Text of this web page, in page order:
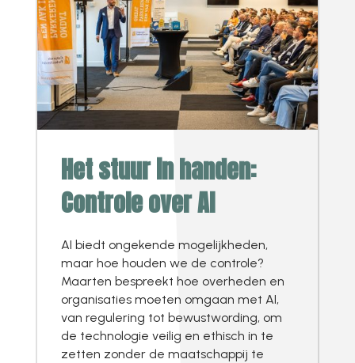
Het stuur in handen:
Controle over AI
AI biedt ongekende mogelijkheden,
maar hoe houden we de controle?
Maarten bespreekt hoe overheden en
organisaties moeten omgaan met AI,
van regulering tot bewustwording, om
de technologie veilig en ethisch in te
zetten zonder de maatschappij te